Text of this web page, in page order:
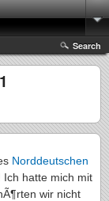
Search
Norddeutschen
hatte mich mit
wir nicht